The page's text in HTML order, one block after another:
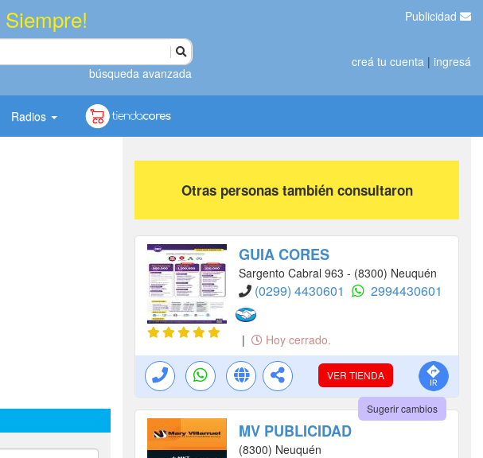
Siempre!
búsqueda avanzada
Publicidad
creá tu cuenta | ingresá
Radios
Otras personas también consultaron
GUIA CORES
Sargento Cabral 963 - (8300) Neuquén
(0299) 4430601 2994430601
| Hoy cerrado.
VER TIENDA
Sugerir cambios
MV PUBLICIDAD
(8300) Neuquén